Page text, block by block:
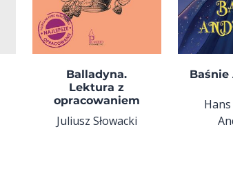
Balladyna.
Lektura z
opracowaniem
Juliusz Słowacki
Baśnie